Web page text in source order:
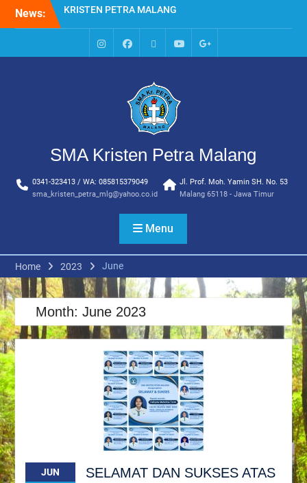
News:
HARI KE EMPAT SMA
KRISTEN PETRA MALANG
MPLS HARI KE TIGA SMA
KRISTEN PETRA MALANG
LINGKUNGAN SEKOLAH DI
SMA KRISTEN PETRA
AJARAN BARU YBPK
MPLS HARI KE 5 SMA
KRISTEN PETRA MALANG
IG
FacebookWhatsappYoutubeGoogle+
SMA Kristen Petra Malang
0341-323413 / WA: 085815379049
sma_kristen_petra_mlg@yahoo.co.id
Jl. Prof. Moh. Yamin SH. No. 53
Malang 65118 - Jawa Timur
Menu
Home 2023 June
Month: June 2023
JUN
SELAMAT DAN SUKSES ATAS